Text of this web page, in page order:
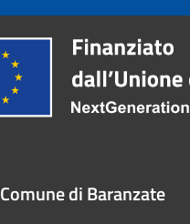
Comune di Baranzate